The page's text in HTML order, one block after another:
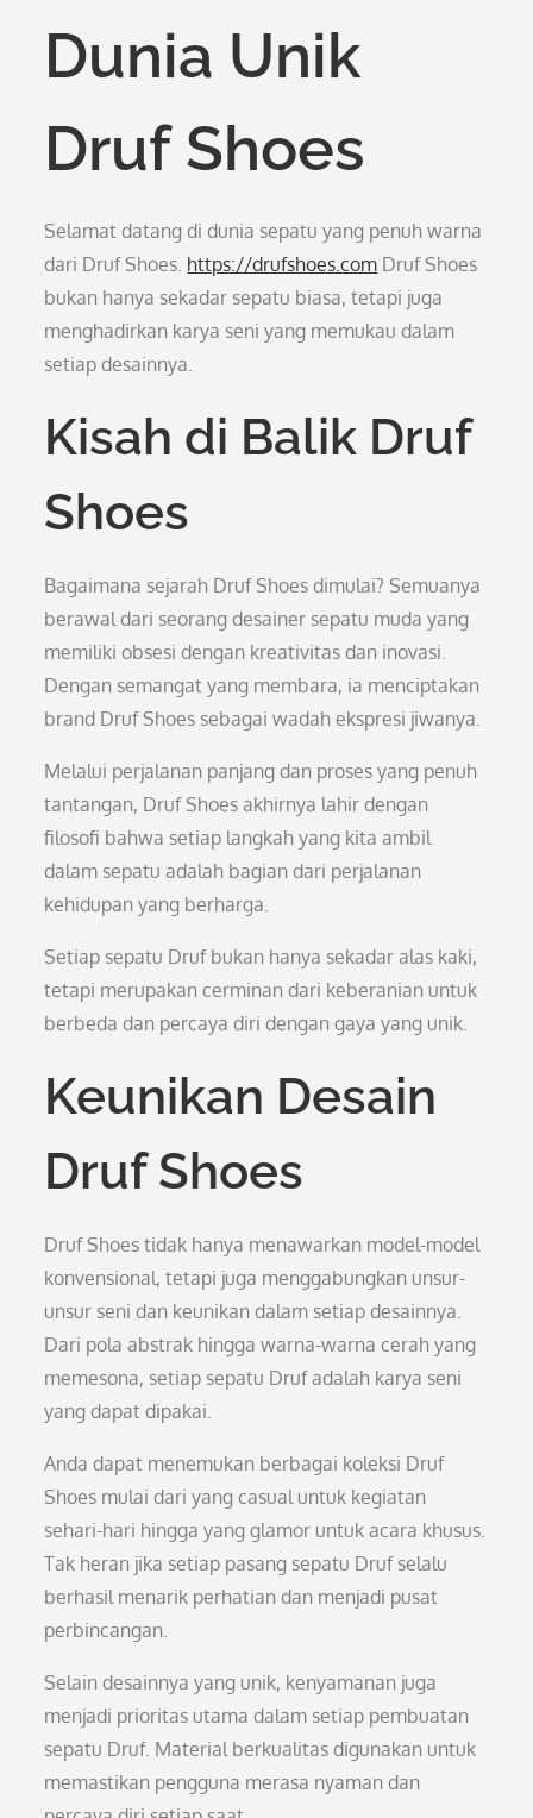
Dunia Unik
Druf Shoes
Selamat datang di dunia sepatu yang penuh warna
dari Druf Shoes. https://drufshoes.com Druf Shoes
bukan hanya sekadar sepatu biasa, tetapi juga
menghadirkan karya seni yang memukau dalam
setiap desainnya.
Kisah di Balik Druf
Shoes
Bagaimana sejarah Druf Shoes dimulai? Semuanya
berawal dari seorang desainer sepatu muda yang
memiliki obsesi dengan kreativitas dan inovasi.
Dengan semangat yang membara, ia menciptakan
brand Druf Shoes sebagai wadah ekspresi jiwanya.
Melalui perjalanan panjang dan proses yang penuh
tantangan, Druf Shoes akhirnya lahir dengan
filosofi bahwa setiap langkah yang kita ambil
dalam sepatu adalah bagian dari perjalanan
kehidupan yang berharga.
Setiap sepatu Druf bukan hanya sekadar alas kaki,
tetapi merupakan cerminan dari keberanian untuk
berbeda dan percaya diri dengan gaya yang unik.
Keunikan Desain
Druf Shoes
Druf Shoes tidak hanya menawarkan model-model
konvensional, tetapi juga menggabungkan unsur-
unsur seni dan keunikan dalam setiap desainnya.
Dari pola abstrak hingga warna-warna cerah yang
memesona, setiap sepatu Druf adalah karya seni
yang dapat dipakai.
Anda dapat menemukan berbagai koleksi Druf
Shoes mulai dari yang casual untuk kegiatan
sehari-hari hingga yang glamor untuk acara khusus.
Tak heran jika setiap pasang sepatu Druf selalu
berhasil menarik perhatian dan menjadi pusat
perbincangan.
Selain desainnya yang unik, kenyamanan juga
menjadi prioritas utama dalam setiap pembuatan
sepatu Druf. Material berkualitas digunakan untuk
memastikan pengguna merasa nyaman dan